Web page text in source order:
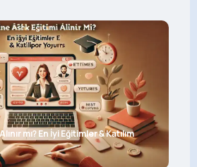
mı? En İyi Eğitimler & Katılım